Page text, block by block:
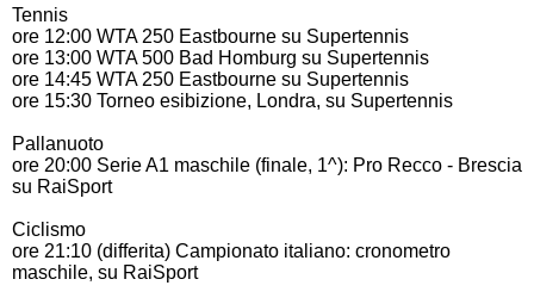
Tennis
ore 12:00 WTA 250 Eastbourne su Supertennis
ore 13:00 WTA 500 Bad Homburg su Supertennis
ore 14:45 WTA 250 Eastbourne su Supertennis
ore 15:30 Torneo esibizione, Londra, su Supertennis
Pallanuoto
ore 20:00 Serie A1 maschile (finale, 1^): Pro Recco - Brescia
su RaiSport
Ciclismo
ore 21:10 (differita) Campionato italiano: cronometro
maschile, su RaiSport